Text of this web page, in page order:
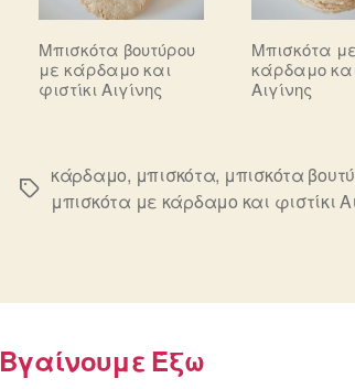
Μπισκότα βουτύρου
με κάρδαμο και
φιστίκι Αιγίνης
Μπισκότα με
κάρδαμο
Αιγίνης
Ετικέτες
κάρδαμο, μπισκότα, μπισκότα
μπισκότα με κάρδαμο και φιστίκι
Βγαίνουμε Έξω